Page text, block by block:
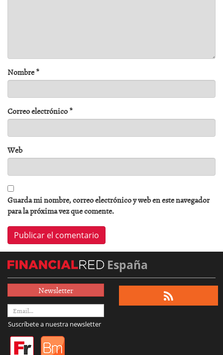
Nombre*
Correo electrónico*
Web
Guarda mi nombre, correo electrónico y web en este navegador
para la próxima vez que comente.
España
Newsletter
Suscríbete a nuestra newsletter